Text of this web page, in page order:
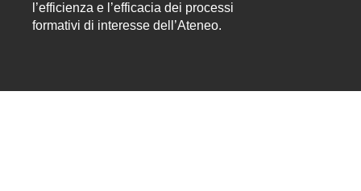
l’efficienza e l’efficacia dei processi
formativi di interesse dell’Ateneo.